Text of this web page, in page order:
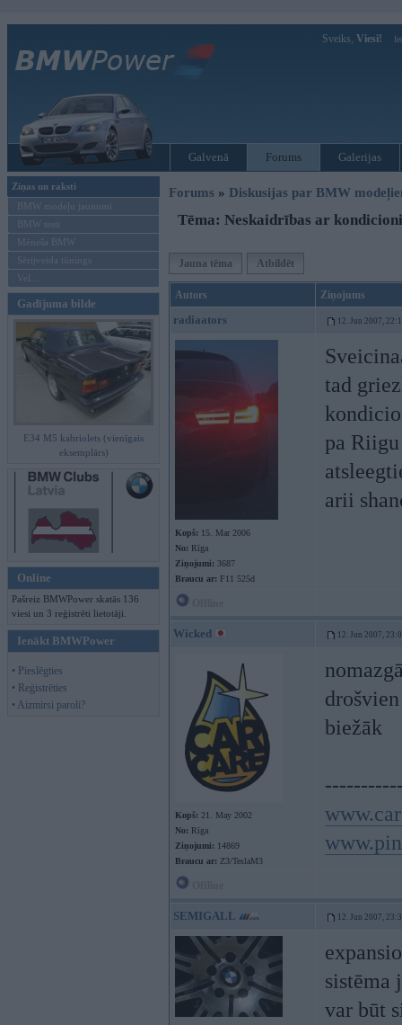
Sveiks, Viesi!
Galvenā Forums Galerijas
Ziņas un raksti
BMW modeļu jaunumi
BMW testi
Mēneša BMW
Sērijveida tūnings
Vel...
Gadījuma bilde
E34 M5 kabriolets (vienīgais
eksemplārs)
Online
Pašreiz BMWPower skatās 136
viesi un 3 reģistrēti lietotāji.
Ienākt BMWPower
• Pieslēgties
• Reģistrēties
• Aizmirsi paroli?
Forums » Diskusijas par BMW
Tēma: Neskaidrības ar
Jauna tēma Atbildēt
Autors Ziņojums
radiaators 12. Jun 2007,
Kopš: 15. Mar 2006
No: Rīga
Ziņojumi: 3687
Braucu ar: F11 525d
tad
pa Riigu
arii
Wicked 12. Jun 2007,
Kopš: 21. May 2002
No: Rīga
Ziņojumi: 14869
Braucu ar: Z3/TeslaM3
biežāk
SEMIGALL 12. Jun 2007,
sistēma
var būt